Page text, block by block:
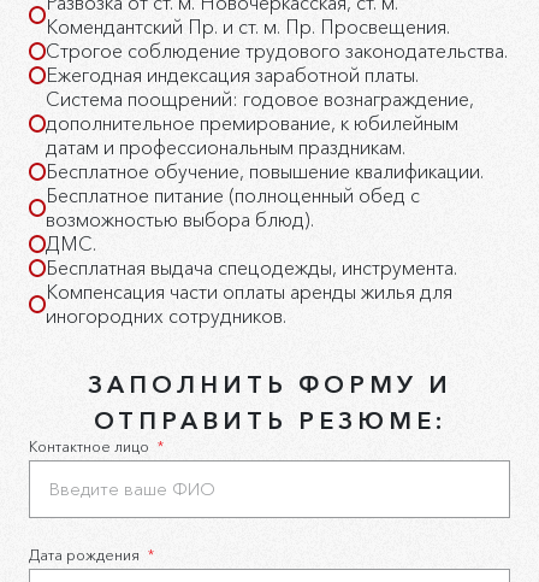
Комендантский Пр. и ст. м. Пр. Просвещения.
Строгое соблюдение трудового законодательства.
Ежегодная индексация заработной платы.
Система поощрений: годовое вознаграждение,
дополнительное премирование, к юбилейным
датам и профессиональным праздникам.
Бесплатное обучение, повышение квалификации.
Бесплатное питание (полноценный обед с
возможностью выбора блюд).
ДМС.
Бесплатная выдача спецодежды, инструмента.
Компенсация части оплаты аренды жилья для
иногородних сотрудников.
ЗАПОЛНИТЬ ФОРМУ И
ОТПРАВИТЬ РЕЗЮМЕ:
Контактное лицо *
Дата рождения *